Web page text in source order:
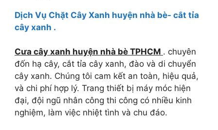
Dịch Vụ Chặt Cây Xanh huyện nhà bè- cắt tỉa
cây xanh .
Cưa cây xanh huyện nhà bè TPHCM . chuyên
đốn hạ cây, cắt tỉa cây xanh, đào và di chuyển
cây xanh. Chúng tôi cam kết an toàn, hiệu quả,
và chi phí hợp lý. Trang thiết bị máy móc hiện
đại, đội ngũ nhân công thi công có nhiều kinh
nghiệm, làm việc nhiệt tình và chu đáo.